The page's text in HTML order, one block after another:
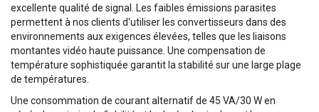
excellente qualité de signal. Les faibles émissions parasites
permettent à nos clients d'utiliser les convertisseurs dans des
environnements aux exigences élevées, telles que les liaisons
montantes vidéo haute puissance. Une compensation de
température sophistiquée garantit la stabilité sur une large plage
de températures.
Une consommation de courant alternatif de 45 VA/30 W en